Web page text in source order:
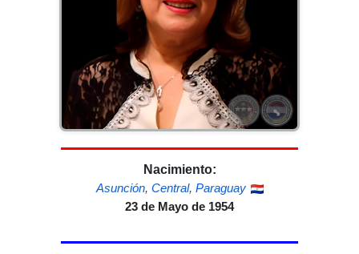
Nacimiento:
Asunción, Central, Paraguay
23 de Mayo de 1954